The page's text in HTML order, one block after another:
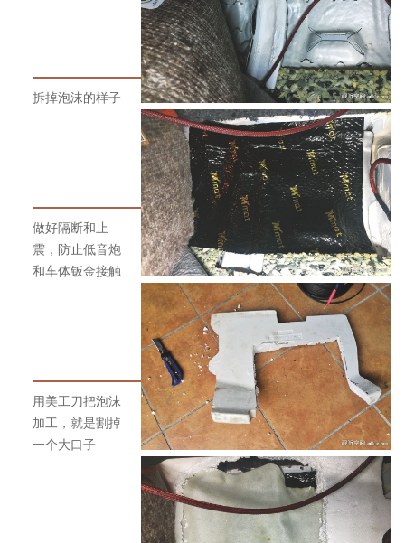
拆掉泡沫的样子
做好隔断和止
震，防止低音炮
和车体钣金接触
用美工刀把泡沫
加工，就是割掉
一个大口子